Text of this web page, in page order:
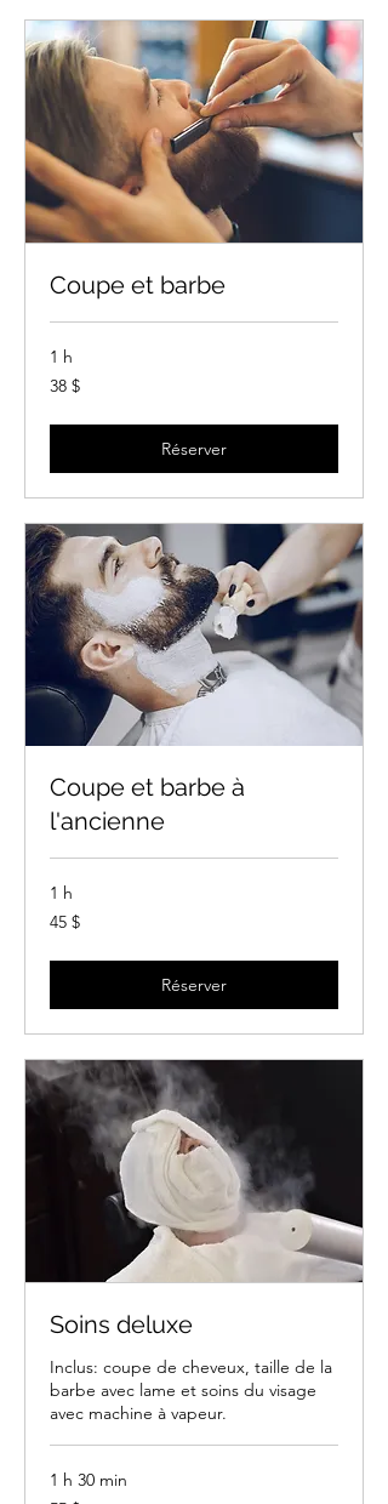
Coupe et barbe
1 h
38 dollars
canadiens
38 $
Réserver
Coupe et barbe à
l'ancienne
1 h
45 dollars
canadiens
45 $
Réserver
Soins deluxe
Inclus: coupe de cheveux, taille de la
barbe avec lame et soins du visage
avec machine à vapeur.
1 h 30 min
55 dollars